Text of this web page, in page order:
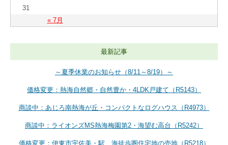
« 7月
31
最新記事
～夏季休業のお知らせ（8/11～8/19）～
価格変更：熱海自然郷・自然豊か・4LDK戸建て（R5143）
商談中：あじろ南熱海が丘・コンパクトなログハウス（R4973）
商談中：ライオンズMS熱海梅園第2・海望む高台（R5242）
価格変更：伊東市宇佐美・駅、海徒歩圏住宅地の売地（R5218）